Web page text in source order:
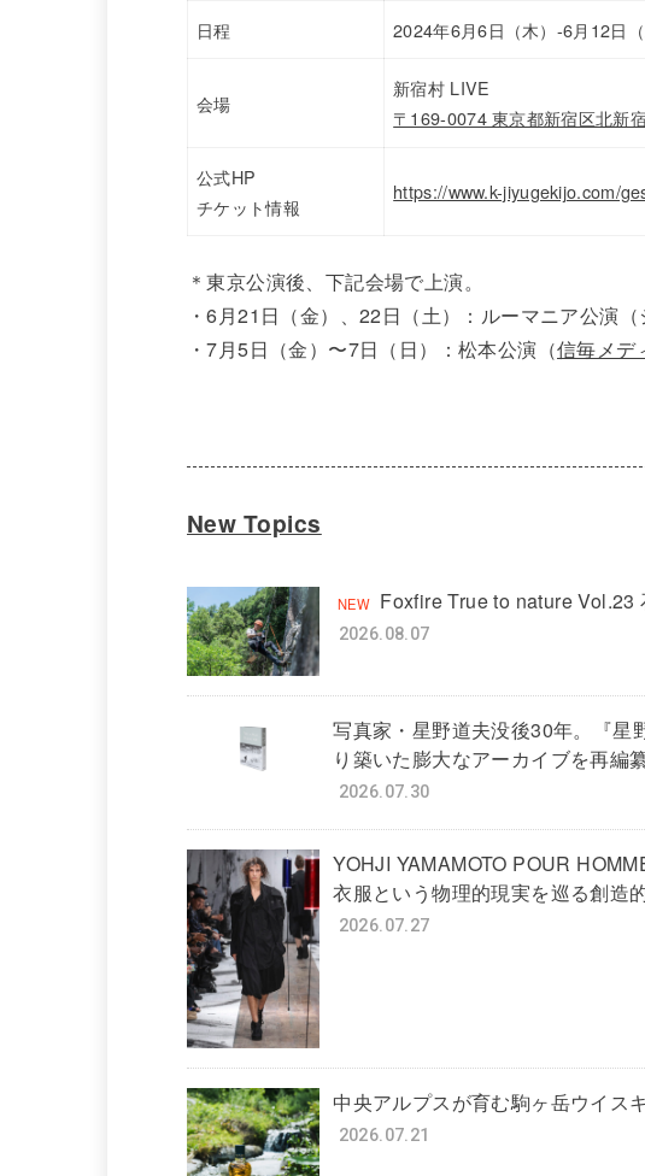
日程 2024年6月6日（木）-6月12日（
会場
新宿村 LIVE
〒169-0074 東京都新宿区北新
公式HP
チケット情報
https://www.k-jiyugekijo.com/
＊東京公演後、下記会場で上演。
・6月21日（金）、22日（土）：ルーマニア公演
・7月5日（金）〜7日（日）：松本公演（信毎メデ
New Topics
Foxfire True to nature Vol.23
2026.08.07
写真家・星野道夫没後30年。『
り築いた膨大なアーカイブを再編
2026.07.30
YOHJI YAMAMOTO POUR
衣服という物理的現実を巡る創造
2026.07.27
中央アルプスが育む駒ヶ岳ウイス
2026.07.21